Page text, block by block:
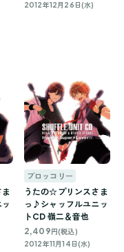
2012年12月26日(水)
ブロッコリー
うたの☆プリンスさま
っ♪シャッフルユニッ
トCD 嶺二＆音也
2,409 円(税込)
2012年11月14日(水)